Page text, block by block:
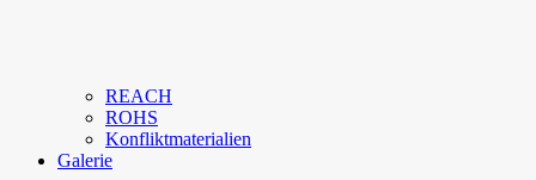
REACH
ROHS
Konfliktmaterialien
Galerie